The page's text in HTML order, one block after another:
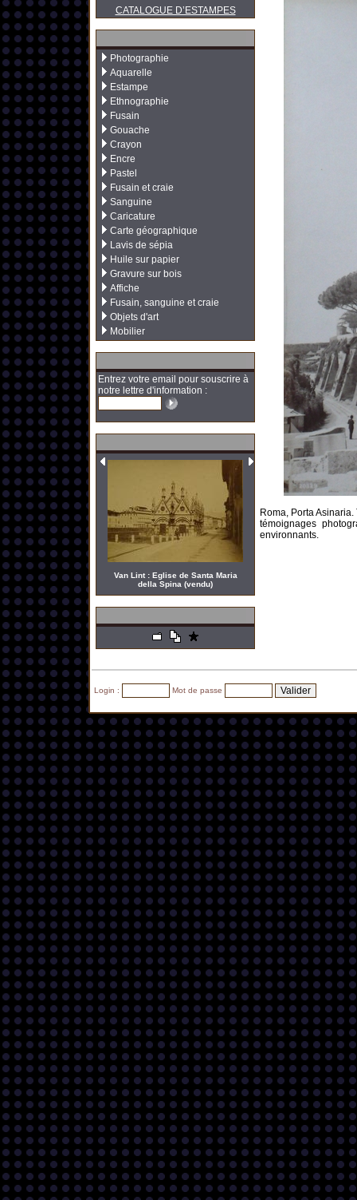
CATALOGUE D’ESTAMPES
Photographie
Aquarelle
Estampe
Ethnographie
Fusain
Gouache
Crayon
Encre
Pastel
Fusain et craie
Sanguine
Caricature
Carte géographique
Lavis de sépia
Huile sur papier
Gravure sur bois
Affiche
Fusain, sanguine et craie
Objets d'art
Mobilier
Entrez votre email pour souscrire à
notre lettre d'information :
Van Lint : Eglise de Santa Maria
della Spina (vendu)
Roma, Porta
témoignages
environnants.
Login : Mot de passe